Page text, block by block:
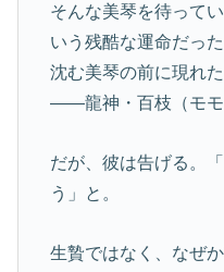
そんな美琴を待って
いう残酷な運命だっ
沈む美琴の前に現れ
――龍神・百枝（モモ
だが、彼は告げる。
う」と。
生贄ではなく、なぜ